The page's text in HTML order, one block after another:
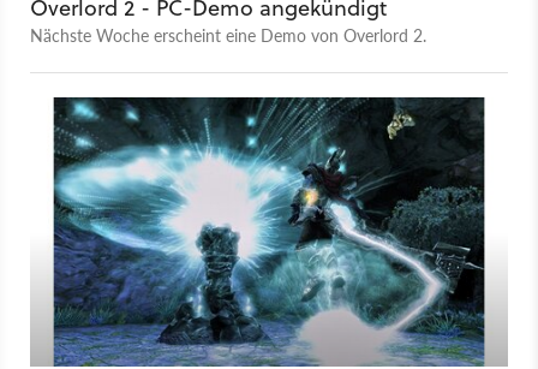
Overlord 2 - PC-Demo angekündigt
Nächste Woche erscheint eine Demo von Overlord 2.